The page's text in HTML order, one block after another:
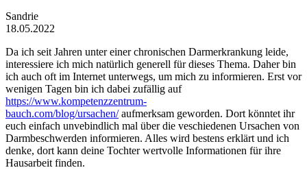
Sandrie
18.05.2022
Da ich seit Jahren unter einer chronischen Darmerkrankung leide,
interessiere ich mich natürlich generell für dieses Thema. Daher bin
ich auch oft im Internet unterwegs, um mich zu informieren. Erst vor
wenigen Tagen bin ich dabei zufällig auf
https://www.kompetenzzentrum-
bauch.com/blog/ursachen/aufmerksam geworden. Dort könntet ihr
euch einfach unvebindlich mal über die veschiedenen Ursachen von
Darmbeschwerden informieren. Alles wird bestens erklärt und ich
denke, dort kann deine Tochter wertvolle Informationen für ihre
Hausarbeit finden.